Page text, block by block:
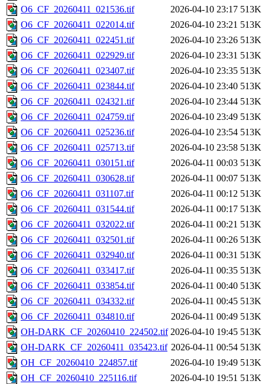
O6_CF_20260411_021536.tif
2026-04-10 23:17 513K
O6_CF_20260411_022014.tif
2026-04-10 23:21 513K
O6_CF_20260411_022451.tif
2026-04-10 23:26 513K
O6_CF_20260411_022929.tif
2026-04-10 23:31 513K
O6_CF_20260411_023407.tif
2026-04-10 23:35 513K
O6_CF_20260411_023844.tif
2026-04-10 23:40 513K
O6_CF_20260411_024321.tif
2026-04-10 23:44 513K
O6_CF_20260411_024759.tif
2026-04-10 23:49 513K
O6_CF_20260411_025236.tif
2026-04-10 23:54 513K
O6_CF_20260411_025713.tif
2026-04-10 23:58 513K
O6_CF_20260411_030151.tif
2026-04-11 00:03 513K
O6_CF_20260411_030628.tif
2026-04-11 00:07 513K
O6_CF_20260411_031107.tif
2026-04-11 00:12 513K
O6_CF_20260411_031544.tif
2026-04-11 00:17 513K
O6_CF_20260411_032022.tif
2026-04-11 00:21 513K
O6_CF_20260411_032501.tif
2026-04-11 00:26 513K
O6_CF_20260411_032940.tif
2026-04-11 00:31 513K
O6_CF_20260411_033417.tif
2026-04-11 00:35 513K
O6_CF_20260411_033854.tif
2026-04-11 00:40 513K
O6_CF_20260411_034332.tif
2026-04-11 00:45 513K
O6_CF_20260411_034810.tif
2026-04-11 00:49 513K
OH-DARK_CF_20260410_224502.tif 2026-04-10 19:45 513K
OH-DARK_CF_20260411_035423.tif 2026-04-11 00:54 513K
OH_CF_20260410_224857.tif
2026-04-10 19:49 513K
OH_CF_20260410_225116.tif
2026-04-10 19:51 513K